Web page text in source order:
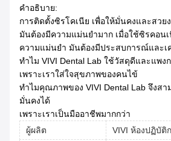
คําอธิบาย:
การติดตั้งซิรโคเนีย เพื่อให้มั่นคงและสวย
มันต้องมีความแม่นยํามาก เมื่อใช้ซิรคอน
ความแม่นยํา มันต้องมีประสบการณ์และเ
ทําไม VIVI Dental Lab ใช้วัสดุดีและแพง
เพราะเราใส่ใจสุขภาพของคนไข้
ทําไมคุณภาพของ VIVI Dental Lab จึงสา
มั่นคงได้
เพราะเราเป็นมืออาชีพมากกว่า
ผู้ผลิต
VIVI ห้องปฏิบัติ